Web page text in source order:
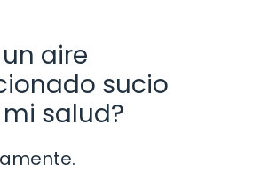
aire
sucio
salud?